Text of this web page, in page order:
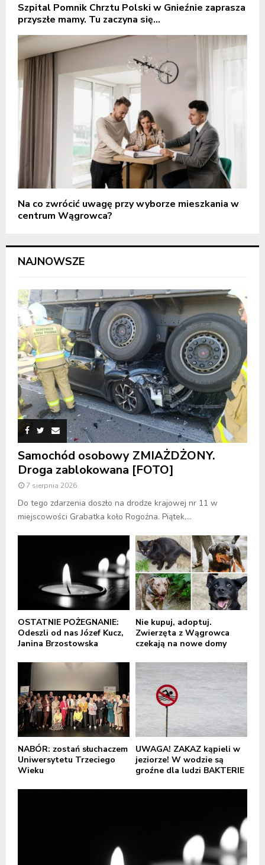
Szpital Pomnik Chrztu Polski w Gnieźnie zaprasza
przyszłe mamy. Tu zaczyna się...
Na co zwrócić uwagę przy wyborze mieszkania w
centrum Wągrowca?
NAJNOWSZE
Samochód osobowy ZMIAŻDŻONY.
Droga zablokowana [FOTO]
7 sierpnia 2026
Do tego zdarzenia doszło na drodze krajowej nr 11 w
miejscowości Grabatka koło Rogoźna. Piątek,...
OSTATNIE POŻEGNANIE:
Odeszli od nas Józef Kucz,
Janina Brzostowska
Nie kupuj, adoptuj.
Zwierzęta z Wągrowca
czekają na nowe domy
NABÓR: zostań słuchaczem
Uniwersytetu Trzeciego
Wieku
UWAGA! ZAKAZ kąpieli w
jeziorze! W wodzie są
groźne dla ludzi BAKTERIE